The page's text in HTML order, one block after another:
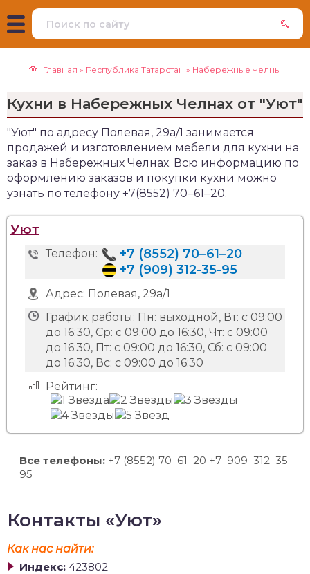
Главная » Республика Татарстан » Набережные Челны
Кухни в Набережных Челнах от "Уют"
"Уют" по адресу Полевая, 29а/1 занимается
продажей и изготовлением мебели для кухни на
заказ в Набережных Челнах. Всю информацию по
оформлению заказов и покупки кухни можно
узнать по телефону +7(8552) 70‒61‒20.
Уют
Телефон:
+7 (8552) 70‒61‒20
+7 (909) 312-35-95
Адрес: Полевая, 29а/1
График работы: Пн: выходной, Вт: с 09:00
до 16:30, Ср: с 09:00 до 16:30, Чт: с 09:00
до 16:30, Пт: с 09:00 до 16:30, Сб: с 09:00
до 16:30, Вс: с 09:00 до 16:30
Рейтинг:
Все телефоны: +7 (8552) 70‒61‒20 +7‒909‒312‒35‒
95
Контакты «Уют»
Как нас найти:
Индекс: 423802